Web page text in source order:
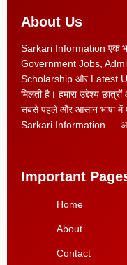
About Us
Sarkari Information एक
Government Jobs,
Scholarship और Latest
मिलती है। हमारा उद्देश्य
सबसे पहले और आसान भाषा में
Sarkari Information —
Important
Home
About
Contact